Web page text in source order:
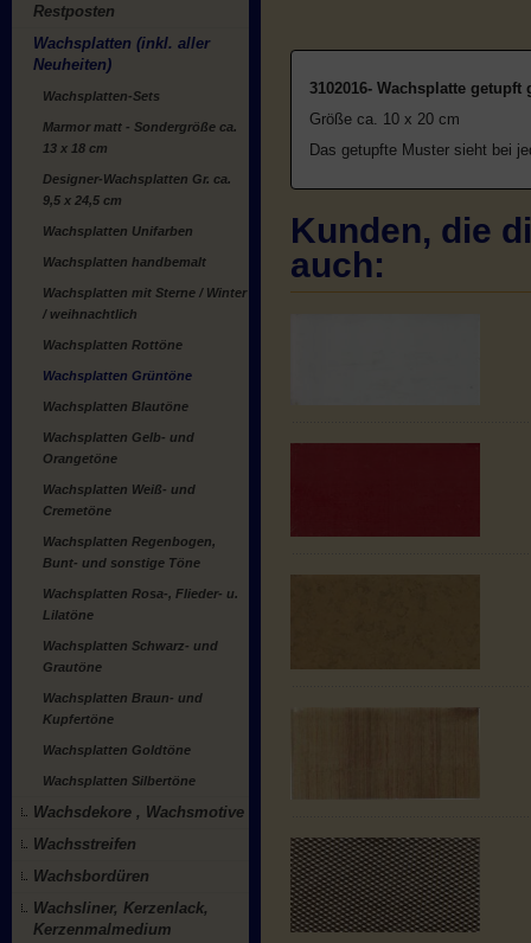
Restposten
Wachsplatten (inkl. aller
Neuheiten)
Wachsplatten-Sets
Marmor matt - Sondergröße ca.
13 x 18 cm
Designer-Wachsplatten Gr. ca.
9,5 x 24,5 cm
Wachsplatten Unifarben
Wachsplatten handbemalt
Wachsplatten mit Sterne / Winter
/ weihnachtlich
Wachsplatten Rottöne
Wachsplatten Grüntöne
Wachsplatten Blautöne
Wachsplatten Gelb- und
Orangetöne
Wachsplatten Weiß- und
Cremetöne
Wachsplatten Regenbogen,
Bunt- und sonstige Töne
Wachsplatten Rosa-, Flieder- u.
Lilatöne
Wachsplatten Schwarz- und
Grautöne
Wachsplatten Braun- und
Kupfertöne
Wachsplatten Goldtöne
Wachsplatten Silbertöne
Wachsdekore , Wachsmotive
Wachsstreifen
Wachsbordüren
Wachsliner, Kerzenlack,
Kerzenmalmedium
3102016- Wachsplatte
Größe ca. 10 x 20 cm
Das getupfte Muster sieht bei
Kunden, die
auch: